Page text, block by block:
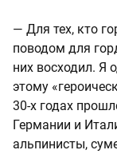
— Для тех, кто
поводом для
них восходил. Я
этому
30-х годах
Германии и
альпинисты,